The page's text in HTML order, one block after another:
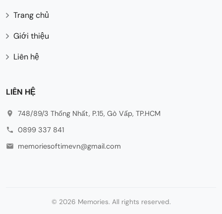
Trang chủ
Giới thiệu
Liên hệ
LIÊN HỆ
748/89/3 Thống Nhất, P.15, Gò Vấp, TP.HCM
0899 337 841
memoriesoftimevn@gmail.com
© 2026 Memories. All rights reserved.